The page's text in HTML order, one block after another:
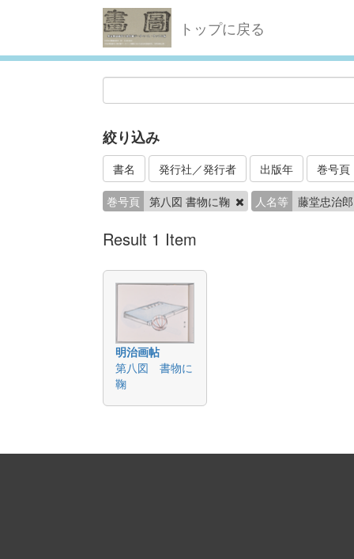
トップに戻る
絞り込み
書名 発行社／発行者 出版年 巻号頁
巻号頁 第八図 書物に鞠 人名等 藤堂忠治
Result 1 Item
明治画帖
第八図 書物に
鞠